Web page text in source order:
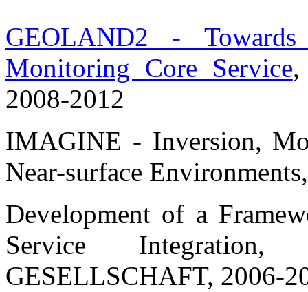
GEOLAND2 -
Monitoring Core Service,
2008-2012
IMAGINE - Inversion,
Near-surface
Development of a
Service
GESELLSCHAFT, 2006-